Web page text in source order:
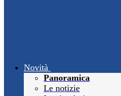
Novità
Panoramica
Le notizie